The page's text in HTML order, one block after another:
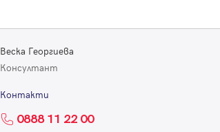
Веска Георгиева
Консултант
Контакти
0888 11 22 00
по-подробна информация.